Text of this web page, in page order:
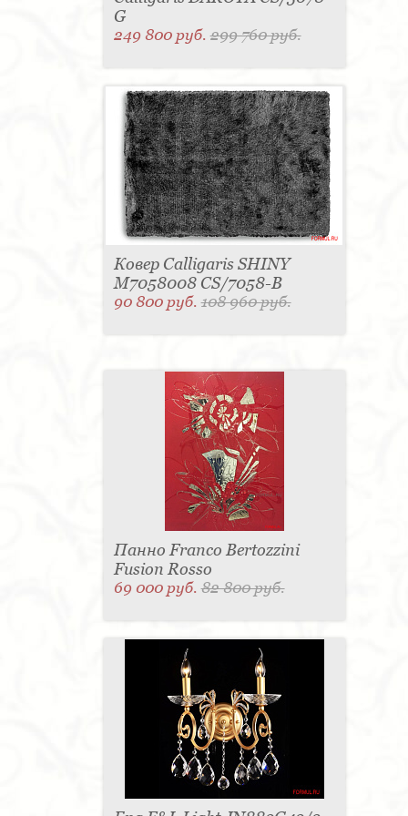
G
249 800 руб.299 760 руб.
Ковер Calligaris SHINY
M7058008 CS/7058-B
90 800 руб.108 960 руб.
Панно Franco Bertozzini
Fusion Rosso
69 000 руб.82 800 руб.